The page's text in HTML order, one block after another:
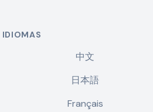
IDIOMAS
中文
日本語
Français